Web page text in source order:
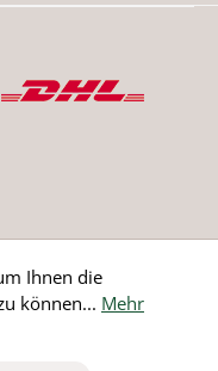
Ihnen die
können... Mehr